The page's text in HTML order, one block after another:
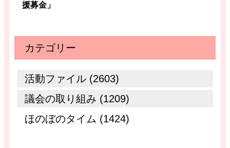
援募金」
カテゴリー
活動ファイル (2603)
議会の取り組み (1209)
ほのぼのタイム (1424)